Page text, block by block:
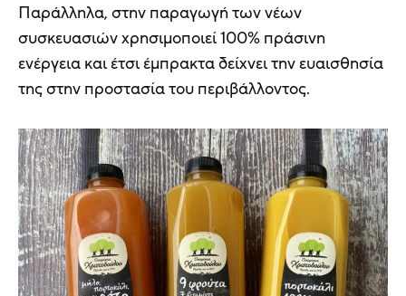
Παράλληλα, στην παραγωγή των νέων
συσκευασιών χρησιμοποιεί 100% πράσινη
ενέργεια και έτσι έμπρακτα δείχνει την ευαισθησία
της στην προστασία του περιβάλλοντος.